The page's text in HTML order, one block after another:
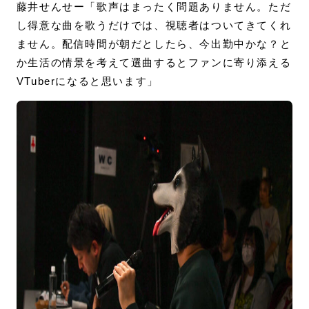
藤井せんせー「歌声はまったく問題ありません。ただ
し得意な曲を歌うだけでは、視聴者はついてきてくれ
ません。配信時間が朝だとしたら、今出勤中かな？と
か生活の情景を考えて選曲するとファンに寄り添える
VTuberになると思います」